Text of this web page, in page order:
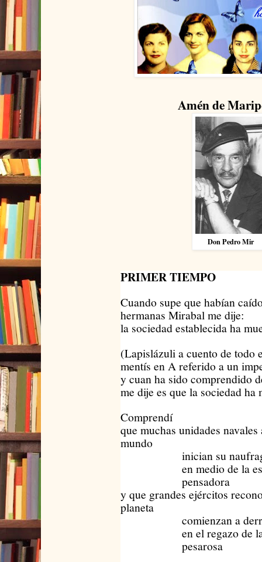
Amén de
Don Pedro Mir
PRIMER TIEMPO
Cuando supe que habían
hermanas Mirabal me dije:
la sociedad establecida ha
(Lapislázuli a cuento de todo
mentís en A referido a un
y cuan ha sido comprendido
me dije es que la sociedad ha
Comprendí
que muchas unidades
mundo
inician su
en medio de la
pensadora
y que grandes ejércitos
planeta
comienzan a
en el regazo de la
pesarosa